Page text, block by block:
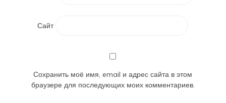
Сайт
Сохранить моё имя, email и адрес сайта в этом
браузере для последующих моих комментариев.